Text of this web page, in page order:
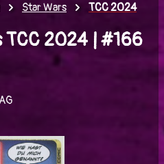
Star Wars TCC 2024
TCC 2024 | #166